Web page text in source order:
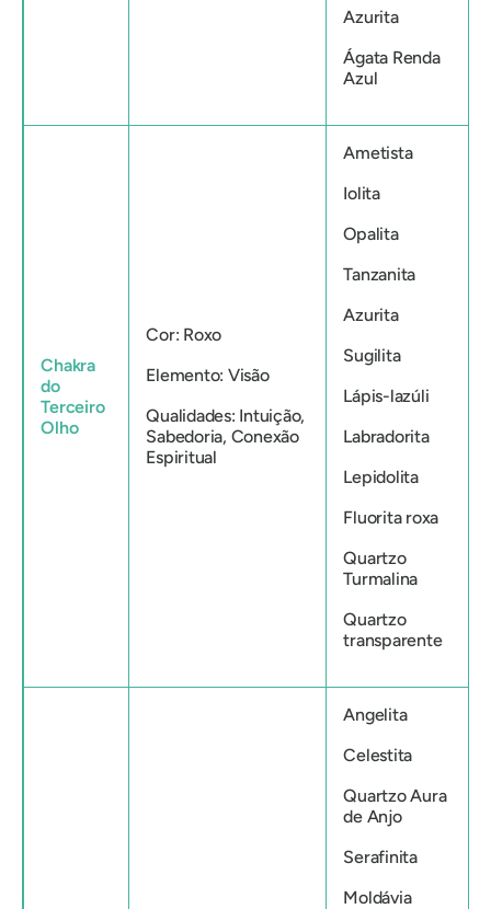
Azurita
Ágata Renda
Azul
Chakra
do
Terceiro
Olho
Cor: Roxo
Elemento: Visão
Qualidades: Intuição,
Sabedoria, Conexão
Espiritual
Ametista
Iolita
Opalita
Tanzanita
Azurita
Sugilita
Lápis-lazúli
Labradorita
Lepidolita
Fluorita roxa
Quartzo
Turmalina
Quartzo
transparente
Angelita
Celestita
Quartzo Aura
de Anjo
Serafinita
Moldávia